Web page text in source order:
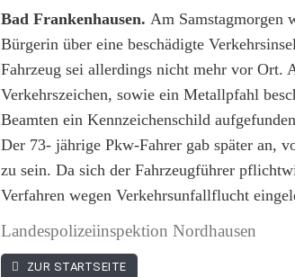
Bad Frankenhausen. Am Samstagmorgen
Bürgerin über eine beschädigte
Fahrzeug sei allerdings nicht mehr vor Ort.
Verkehrszeichen, sowie ein Metallpfahl
Beamten ein Kennzeichenschild
Der 73- jährige Pkw-Fahrer gab später an,
zu sein. Da sich der Fahrzeugführer
Verfahren wegen Verkehrsunfallflucht
Landespolizeiinspektion Nordhausen
ZUR STARTSEITE